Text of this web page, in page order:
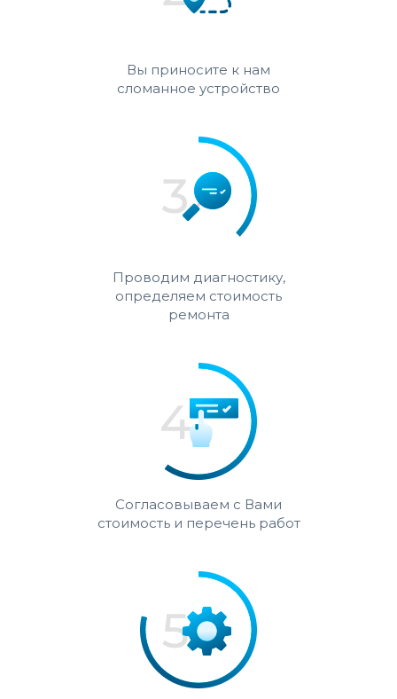
Вы приносите к нам
сломанное устройство
Проводим диагностику,
определяем стоимость
ремонта
Согласовываем с Вами
стоимость и перечень работ